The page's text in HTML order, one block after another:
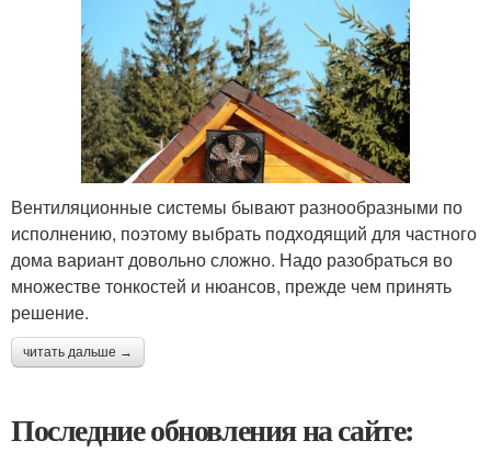
Вентиляционные системы бывают разнообразными по
исполнению, поэтому выбрать подходящий для частного
дома вариант довольно сложно. Надо разобраться во
множестве тонкостей и нюансов, прежде чем принять
решение.
читать дальше →
Последние обновления на сайте: